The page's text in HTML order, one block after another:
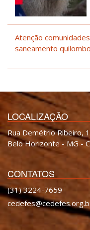
Atenção
saneamento
LOCALIZAÇÃO
Rua Demétrio Ribeiro,
Belo Horizonte - MG -
CONTATOS
(31) 3224-7659